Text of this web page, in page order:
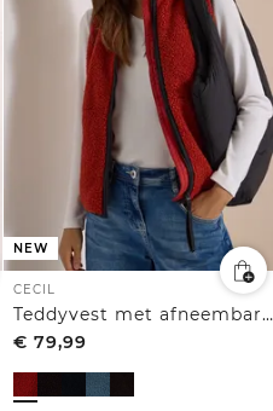
NEW
CECIL
Teddyvest met afneembare capuchon
€ 79,99